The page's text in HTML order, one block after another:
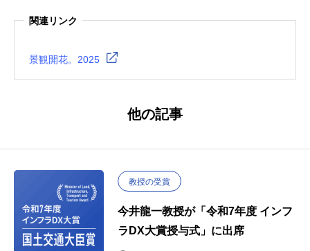
関連リンク
景観開花。2025
他の記事
教授の受賞
今井龍一教授が「令和7年度 インフ
ラDX大賞授与式」に出席